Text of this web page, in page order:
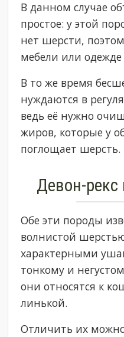
В данном случае
простое: у этой
нет шерсти,
мебели или одежде
В то же время
нуждаются в
ведь её нужно
жиров, которые у
поглощает шерсть.
Девон-
Обе эти породы
волнистой
характерными
тонкому и
они относятся к
линькой.
Отличить их